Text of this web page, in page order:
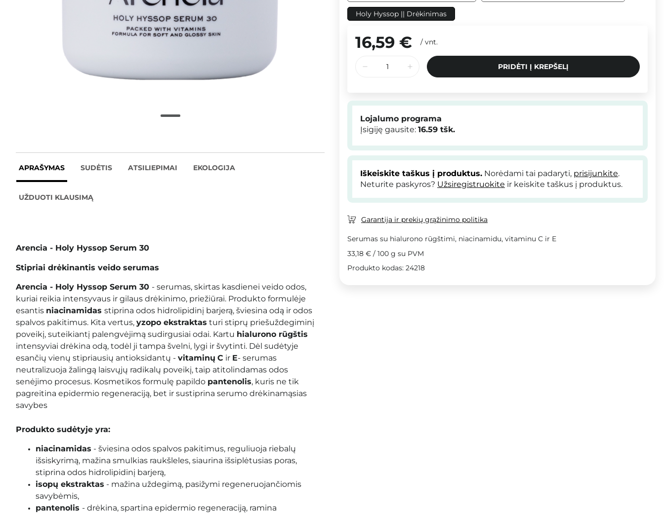
APRAŠYMAS SUDĖTIS ATSILIEPIMAI EKOLOGIJA
UŽDUOTI KLAUSIMĄ
Arencia - Holy Hyssop Serum 30
Stipriai drėkinantis veido serumas
Arencia - Holy Hyssop Serum 30 - serumas, skirtas kasdienei veido odos,
kuriai reikia intensyvaus ir gilaus drėkinimo, priežiūrai. Produkto formulėje
esantis niacinamidas stiprina odos hidrolipidinį barjerą, šviesina odą ir odos
spalvos pakitimus. Kita vertus, yzopo ekstraktas turi stiprų priešuždegiminį
poveikį, suteikiantį palengvėjimą sudirgusiai odai. Kartu hialurono rūgštis
intensyviai drėkina odą, todėl ji tampa švelni, lygi ir švytinti. Dėl sudėtyje
esančių vienų stipriausių antioksidantų - vitaminų C ir E- serumas
neutralizuoja žalingą laisvųjų radikalų poveikį, taip atitolindamas odos
senėjimo procesus. Kosmetikos formulę papildo pantenolis, kuris ne tik
pagreitina epidermio regeneraciją, bet ir sustiprina serumo drėkinamąsias
savybes
Produkto sudėtyje yra:
niacinamidas - šviesina odos spalvos pakitimus, reguliuoja riebalų
išsiskyrimą, mažina smulkias raukšleles, siaurina išsiplėtusias poras,
stiprina odos hidrolipidinį barjerą,
isopų ekstraktas - mažina uždegimą, pasižymi regeneruojančiomis
savybėmis,
pantenolis - drėkina, spartina epidermio regeneraciją, ramina
Holy Hyssop || Drėkinimas
16,59 € / vnt.
PRIDĖTI Į KREPŠELĮ
Lojalumo programa
Įsigiję gausite: 16.59 tšk.
Iškeiskite taškus į produktus. Norėdami tai padaryti, prisijunkite.
Neturite paskyros? Užsiregistruokite ir keiskite taškus į produktus.
Garantija ir prekių grąžinimo politika
Serumas su hialurono rūgštimi, niacinamidu, vitaminu C ir E
33,18 € / 100 g su PVM
Produkto kodas: 24218